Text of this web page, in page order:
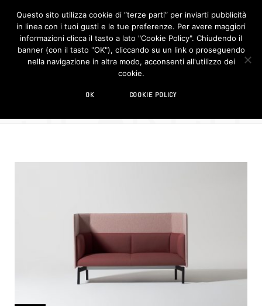
F
c
e
b
o
I
n
s
t
home office
SEARCH
Questo sito utilizza cookie di “terze parti” per inviarti pubblicità
in linea con i tuoi gusti e le tue preferenze. Per avere maggiori
informazioni clicca il tasto a lato "Cookie Policy". Chiudendo il
banner (con il tasto "OK"), cliccando su un link o proseguendo
nella navigazione in altra modo, acconsenti all'utilizzo dei
cookie.
OK COOKIE POLICY